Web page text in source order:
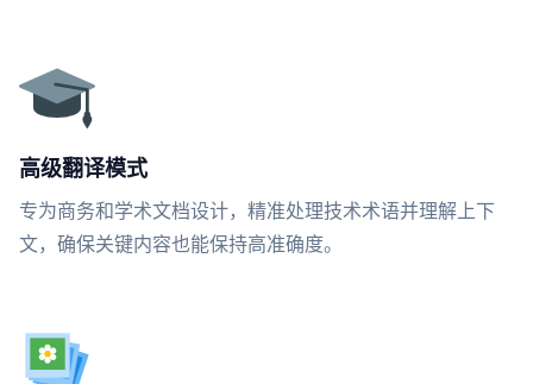
高级翻译模式
专为商务和学术文档设计，精准处理技术术语并理解上下
文，确保关键内容也能保持高准确度。